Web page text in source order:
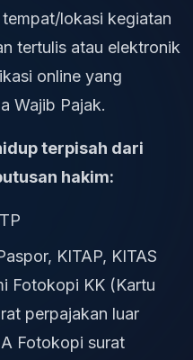
lokasi kegiatan
tertulis atau elektronik
online yang
Wajib Pajak.
terpisah dari
hakim:
KITAP, KITAS
Fotokopi KK (Kartu
perpajakan luar
Fotokopi surat